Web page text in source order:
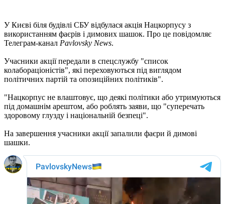
У Києві біля будівлі СБУ відбулася акція Нацкорпусу з
використанням фаєрів і димових шашок. Про це повідомляє
Телеграм-канал Pavlovsky News.
Учасники акції передали в спецслужбу "список
колабораціоністів", які переховуються під виглядом
політичних партій та опозиційних політиків".
"Нацкорпус не влаштовує, що деякі політики або утримуються
під домашнім арештом, або роблять заяви, що "суперечать
здоровому глузду і національній безпеці".
На завершення учасники акції запалили фаєри й димові
шашки.